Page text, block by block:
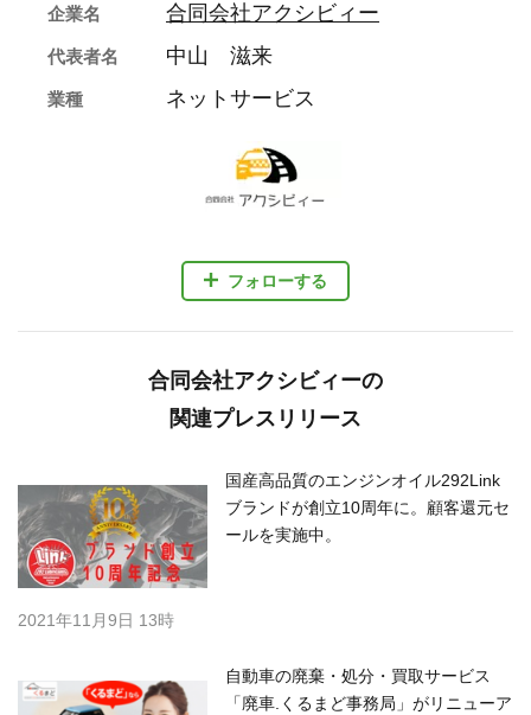
フォローする
企業名 合同会社アクシビィー
代表者名 中山 滋来
業種 ネットサービス
合同会社アクシビィーの
関連プレスリリース
国産高品質のエンジンオイル292Link
ブランドが創立10周年に。顧客還元セ
ールを実施中。
2021年11月9日 13時
自動車の廃棄・処分・買取サービス
「廃車.くるまど事務局」がリニューア